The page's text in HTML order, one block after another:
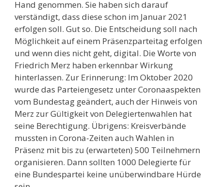
Hand genommen. Sie haben sich darauf
verständigt, dass diese schon im Januar 2021
erfolgen soll. Gut so. Die Entscheidung soll nach
Möglichkeit auf einem Präsenzparteitag erfolgen
und wenn dies nicht geht, digital. Die Worte von
Friedrich Merz haben erkennbar Wirkung
hinterlassen. Zur Erinnerung: Im Oktober 2020
wurde das Parteiengesetz unter Coronaaspekten
vom Bundestag geändert, auch der Hinweis von
Merz zur Gültigkeit von Delegiertenwahlen hat
seine Berechtigung. Übrigens: Kreisverbände
mussten in Corona-Zeiten auch Wahlen in
Präsenz mit bis zu (erwarteten) 500 Teilnehmern
organisieren. Dann sollten 1000 Delegierte für
eine Bundespartei keine unüberwindbare Hürde